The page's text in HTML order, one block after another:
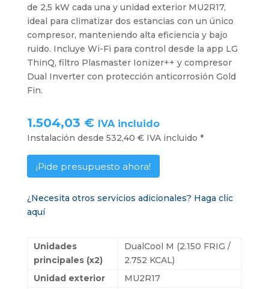
de 2,5 kW cada una y unidad exterior MU2R17,
ideal para climatizar dos estancias con un único
compresor, manteniendo alta eficiencia y bajo
ruido. Incluye Wi-Fi para control desde la app LG
ThinQ, filtro Plasmaster Ionizer++ y compresor
Dual Inverter con protección anticorrosión Gold
Fin.
1.504,03 € IVA incluido
Instalación desde 532,40 € IVA incluido *
¡Pide presupuesto ahora!
¿Necesita otros servicios adicionales? Haga clic
aquí
Unidades
principales (x2)
DualCool M (2.150 FRIG /
2.752 KCAL)
Unidad exterior
MU2R17